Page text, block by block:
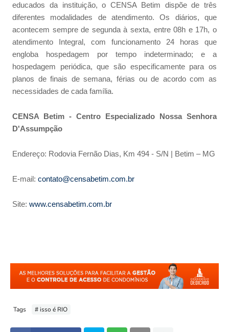
educados da instituição, o CENSA Betim dispõe de três
diferentes modalidades de atendimento. Os diários, que
acontecem sempre de segunda à sexta, entre 08h e 17h, o
atendimento Integral, com funcionamento 24 horas que
engloba hospedagem por tempo indeterminado; e a
hospedagem periódica, que são especificamente para os
planos de finais de semana, férias ou de acordo com as
necessidades de cada família.
CENSA Betim - Centro Especializado Nossa Senhora
D'Assumpção
Endereço: Rodovia Fernão Dias, Km 494 - S/N | Betim – MG
E-mail: contato@censabetim.com.br
Site: www.censabetim.com.br
Tags # isso é RIO